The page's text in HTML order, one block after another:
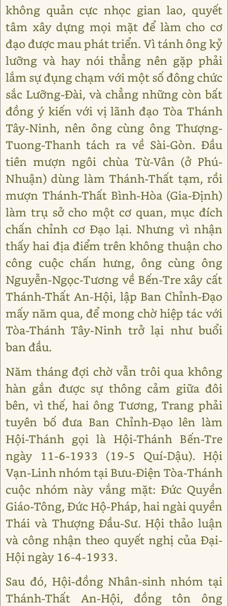
không quản cực nhọc gian lao, quyết
tâm xây dựng mọi mặt để làm cho cơ
đạo được mau phát triển. Vì tánh ông kỷ
lưỡng và hay nói thẳng nên gặp phải
lắm sự đụng chạm với một số đông chức
sắc Lưỡng-Đài, và chẳng những còn bất
đồng ý kiến với vị lãnh đạo Tòa Thánh
Tây-Ninh, nên ông cùng ông Thượng-
Tuong-Thanh tách ra về Sài-Gòn. Đầu
tiên mượn ngôi chùa Từ-Vân (ở Phú-
Nhuận) dùng làm Thánh-Thất tạm, rồi
mượn Thánh-Thất Bình-Hòa (Gia-Định)
làm trụ sở cho một cơ quan, mục đích
chấn chỉnh cơ Đạo lại. Nhưng vì nhận
thấy hai địa điểm trên không thuận cho
công cuộc chấn hưng, ông cùng ông
Nguyễn-Ngọc-Tương về Bến-Tre xây cất
Thánh-Thất An-Hội, lập Ban Chỉnh-Đạo
mấy năm qua, để mong chờ hiệp tác với
Tòa-Thánh Tây-Ninh trở lại như buổi
ban đầu.
Năm tháng đợi chờ vẫn trôi qua không
hàn gắn được sự thông cảm giữa đôi
bên, vì thế, hai ông Tương, Trang phải
tuyên bố đưa Ban Chỉnh-Đạo lên làm
Hội-Thánh gọi là Hội-Thánh Bến-Tre
ngày 11-6-1933 (19-5 Quí-Dậu). Hội
Vạn-Linh nhóm tại Bưu-Điện Tòa-Thánh
cuộc nhóm này vắng mặt: Đức Quyền
Giáo-Tông, Đức Hộ-Pháp, hai ngài quyền
Thái và Thượng Đầu-Sư. Hội thảo luận
và công nhận theo quyết nghị của Đại-
Hội ngày 16-4-1933.
Sau đó, Hội-đồng Nhân-sinh nhóm tại
Thánh-Thất An-Hội, đồng tôn ông